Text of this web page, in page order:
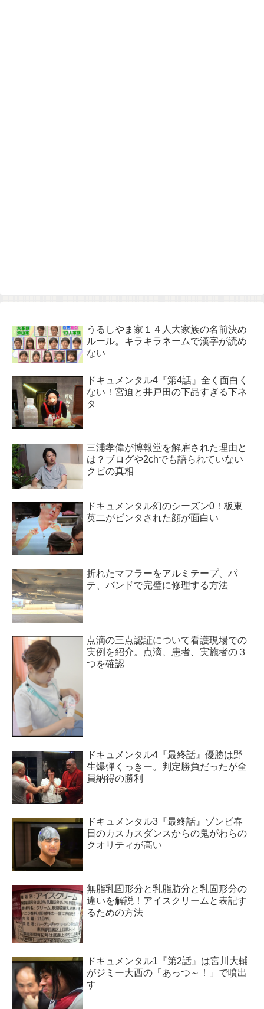
うるしやま家１４人大家族の名前決め
ルール。キラキラネームで漢字が読め
ない
ドキュメンタル4『第4話』全く面白く
ない！宮迫と井戸田の下品すぎる下ネ
タ
三浦孝偉が博報堂を解雇された理由と
は？ブログや2chでも語られていない
クビの真相
ドキュメンタル幻のシーズン0！板東
英二がビンタされた顔が面白い
折れたマフラーをアルミテープ、パ
テ、バンドで完璧に修理する方法
点滴の三点認証について看護現場での
実例を紹介。点滴、患者、実施者の３
つを確認
ドキュメンタル4『最終話』優勝は野
生爆弾くっきー。判定勝負だったが全
員納得の勝利
ドキュメンタル3『最終話』ゾンビ春
日のカスカスダンスからの鬼がわらの
クオリティが高い
無脂乳固形分と乳脂肪分と乳固形分の
違いを解説！アイスクリームと表記す
るための方法
ドキュメンタル1『第2話』は宮川大輔
がジミー大西の「あっつ～！」で噴出
す